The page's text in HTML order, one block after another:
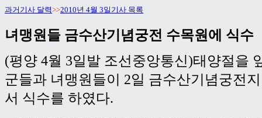
과거기사 달력>>2010년 4월 3일기사 목록
녀맹원들 금수산기념궁전 수목원에 식수
(평양 4월 3일발 조선중앙통신)태양절을
군들과 녀맹원들이 2일 금수산기념궁전
서 식수를 하였다.